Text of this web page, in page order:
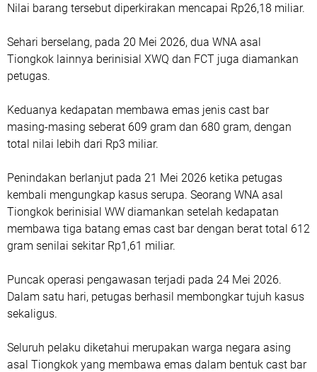
Nilai barang tersebut diperkirakan mencapai Rp26,18 miliar.
Sehari berselang, pada 20 Mei 2026, dua WNA asal
Tiongkok lainnya berinisial XWQ dan FCT juga diamankan
petugas.
Keduanya kedapatan membawa emas jenis cast bar
masing-masing seberat 609 gram dan 680 gram, dengan
total nilai lebih dari Rp3 miliar.
Penindakan berlanjut pada 21 Mei 2026 ketika petugas
kembali mengungkap kasus serupa. Seorang WNA asal
Tiongkok berinisial WW diamankan setelah kedapatan
membawa tiga batang emas cast bar dengan berat total 612
gram senilai sekitar Rp1,61 miliar.
Puncak operasi pengawasan terjadi pada 24 Mei 2026.
Dalam satu hari, petugas berhasil membongkar tujuh kasus
sekaligus.
Seluruh pelaku diketahui merupakan warga negara asing
asal Tiongkok yang membawa emas dalam bentuk cast bar